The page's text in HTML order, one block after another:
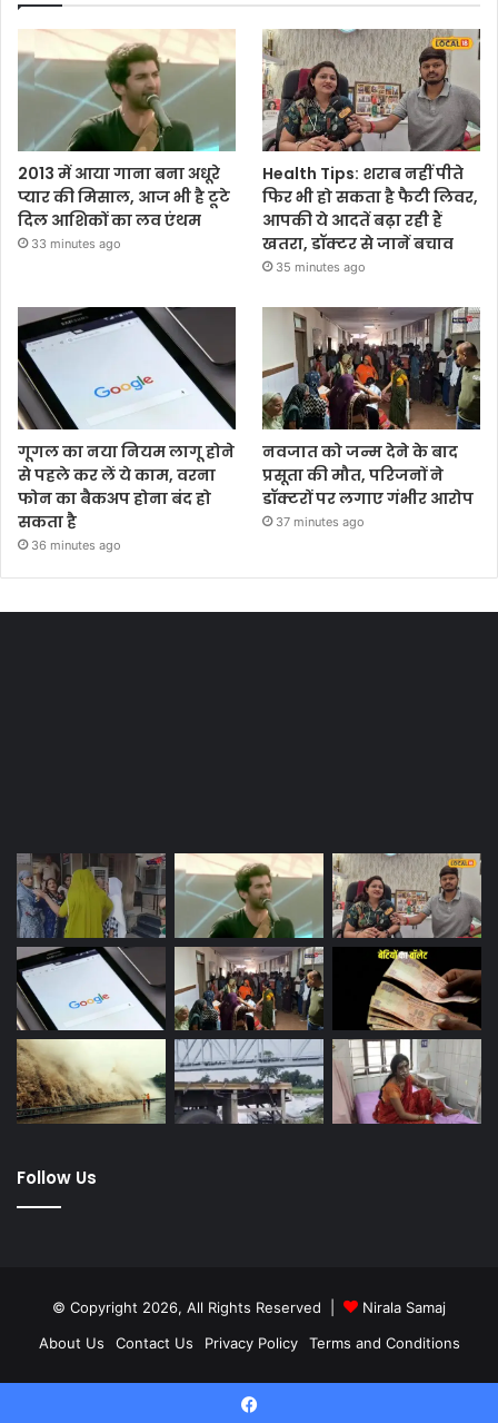
2013 में आया गाना बना अधूरे
प्यार की मिसाल, आज भी है टूटे
दिल आशिकों का लव एंथम
33 minutes ago
Health Tips: शराब नहीं पीते
फिर भी हो सकता है फैटी लिवर,
आपकी ये आदतें बढ़ा रही हैं
खतरा, डॉक्टर से जानें बचाव
35 minutes ago
गूगल का नया नियम लागू होने
से पहले कर लें ये काम, वरना
फोन का बैकअप होना बंद हो
सकता है
36 minutes ago
नवजात को जन्म देने के बाद
प्रसूता की मौत, परिजनों ने
डॉक्टरों पर लगाए गंभीर आरोप
37 minutes ago
Follow Us
© Copyright 2026, All Rights Reserved |
Nirala Samaj
About Us
Contact Us Privacy Policy Terms and Conditions
Twitter